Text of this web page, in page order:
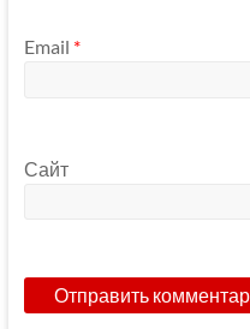
Email *
Сайт